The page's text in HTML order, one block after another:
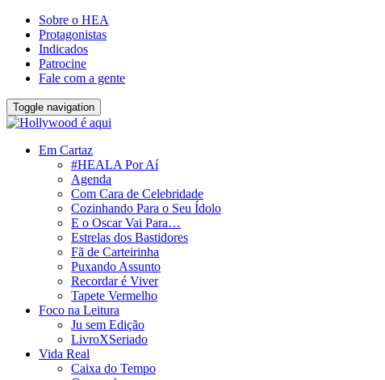
Sobre o HEA
Protagonistas
Indicados
Patrocine
Fale com a gente
Toggle navigation
Em Cartaz
#HEALA Por Aí
Agenda
Com Cara de Celebridade
Cozinhando Para o Seu Ídolo
E o Oscar Vai Para…
Estrelas dos Bastidores
Fã de Carteirinha
Puxando Assunto
Recordar é Viver
Tapete Vermelho
Foco na Leitura
Ju sem Edição
LivroXSeriado
Vida Real
Caixa do Tempo